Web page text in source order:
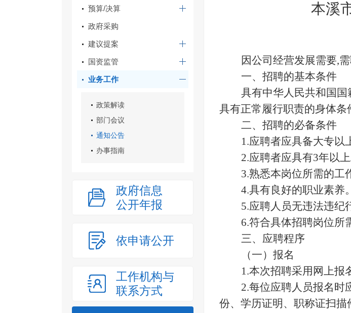
预算/决算
政府采购
建议提案
国资监管
业务工作
政策解读
部门会议
通知公告
办事指南
政府信息
公开年报
依申请公开
工作机构与
联系方式
本溪
因公司经营发展需要,
一、招聘的基本条件
具有中华人民共和国
具有正常履行职责的身体条
二、招聘的必备条件
1.应聘者应具备大专以
2.应聘者应具有3年以上
3.熟悉本岗位所需的工
4.具有良好的职业素养。
5.应聘人员无违法违纪
6.符合具体招聘岗位所
三、应聘程序
（一）报名
1.本次招聘采用网上报
2.每位应聘人员报名时
份、学历证明、职称证扫描